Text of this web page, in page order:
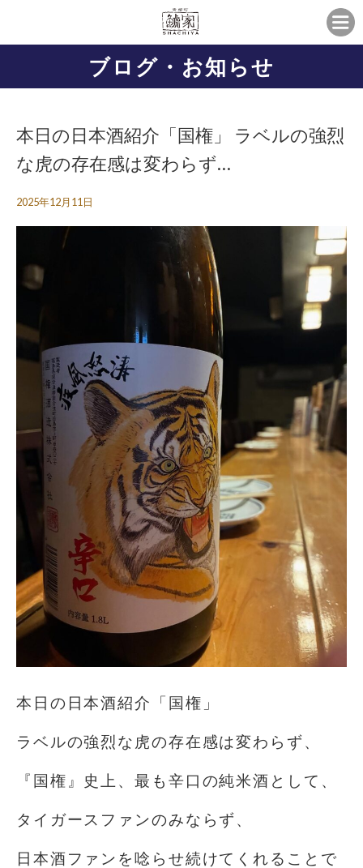
ブログ・お知らせ
本日の日本酒紹介「国権」 ラベルの強烈
な虎の存在感は変わらず…
2025年12月11日
本日の日本酒紹介「国権」
ラベルの強烈な虎の存在感は変わらず、
『国権』史上、最も辛口の純米酒として、
タイガースファンのみならず、
日本酒ファンを唸らせ続けてくれることで